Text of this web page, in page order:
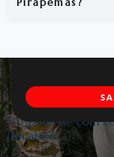
Hospede-se com
[location]